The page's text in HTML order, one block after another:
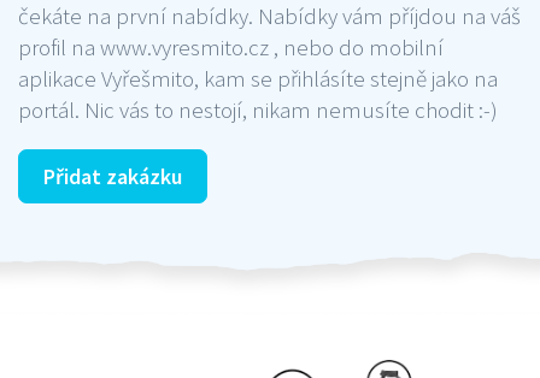
čekáte na první nabídky. Nabídky vám příjdou na váš
profil na www.vyresmito.cz , nebo do mobilní
aplikace Vyřešmito, kam se přihlásíte stejně jako na
portál. Nic vás to nestojí, nikam nemusíte chodit :-)
Přidat zakázku